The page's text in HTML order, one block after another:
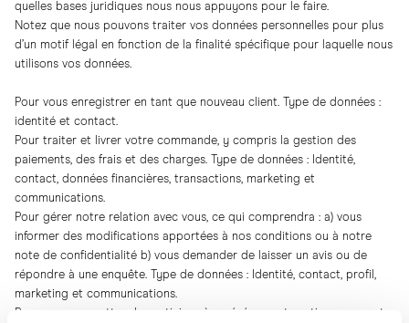
quelles bases juridiques nous nous appuyons pour le faire.
Notez que nous pouvons traiter vos données personnelles pour plus
d’un motif légal en fonction de la finalité spécifique pour laquelle nous
utilisons vos données.
Pour vous enregistrer en tant que nouveau client. Type de données :
identité et contact.
Pour traiter et livrer votre commande, y compris la gestion des
paiements, des frais et des charges. Type de données : Identité,
contact, données financières, transactions, marketing et
communications.
Pour gérer notre relation avec vous, ce qui comprendra : a) vous
informer des modifications apportées à nos conditions ou à notre
note de confidentialité b) vous demander de laisser un avis ou de
répondre à une enquête. Type de données : Identité, contact, profil,
marketing et communications.
Pour vous permettre de participer à un événement, un tirage au sort,